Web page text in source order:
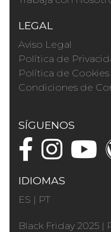
LEGAL
Aviso Legal
Política de
Política de Cookies
Condiciones de
SÍGUENOS
IDIOMAS
ES | PT
Black Friday 2025 |